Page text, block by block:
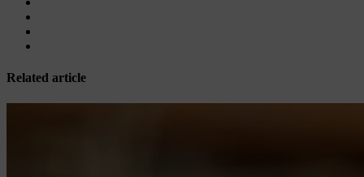
Related article